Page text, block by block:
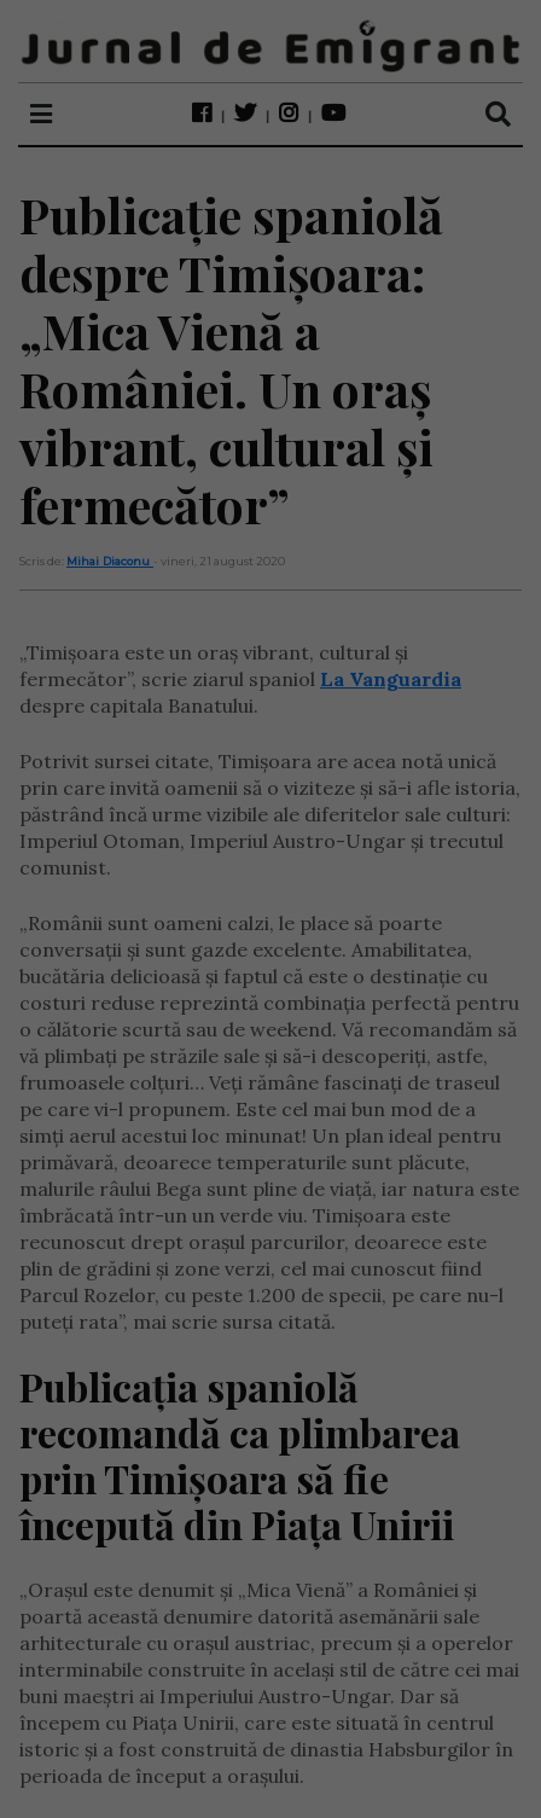
Publicație spaniolă
despre Timișoara:
„Mica Vienă a
României. Un oraș
vibrant, cultural și
fermecător”
Scris de: Mihai Diaconu - vineri, 21 august 2020
„Timișoara este un oraș vibrant, cultural și
fermecător”, scrie ziarul spaniol La Vanguardia
despre capitala Banatului.
Potrivit sursei citate, Timișoara are acea notă unică
prin care invită oamenii să o viziteze și să-i afle istoria,
păstrând încă urme vizibile ale diferitelor sale culturi:
Imperiul Otoman, Imperiul Austro-Ungar și trecutul
comunist.
„Românii sunt oameni calzi, le place să poarte
conversații și sunt gazde excelente. Amabilitatea,
bucătăria delicioasă și faptul că este o destinație cu
costuri reduse reprezintă combinația perfectă pentru
o călătorie scurtă sau de weekend. Vă recomandăm să
vă plimbați pe străzile sale și să-i descoperiți, astfe,
frumoasele colțuri… Veți rămâne fascinați de traseul
pe care vi-l propunem. Este cel mai bun mod de a
simți aerul acestui loc minunat! Un plan ideal pentru
primăvară, deoarece temperaturile sunt plăcute,
malurile râului Bega sunt pline de viață, iar natura este
îmbrăcată într-un un verde viu. Timișoara este
recunoscut drept orașul parcurilor, deoarece este
plin de grădini și zone verzi, cel mai cunoscut fiind
Parcul Rozelor, cu peste 1.200 de specii, pe care nu-l
puteți rata”, mai scrie sursa citată.
Publicația spaniolă
recomandă ca plimbarea
prin Timișoara să fie
începută din Piața Unirii
„Orașul este denumit și „Mica Vienă” a României și
poartă această denumire datorită asemănării sale
arhitecturale cu orașul austriac, precum și a operelor
interminabile construite în același stil de către cei mai
buni maeștri ai Imperiului Austro-Ungar. Dar să
începem cu Piața Unirii, care este situată în centrul
istoric și a fost construită de dinastia Habsburgilor în
perioada de început a orașului.